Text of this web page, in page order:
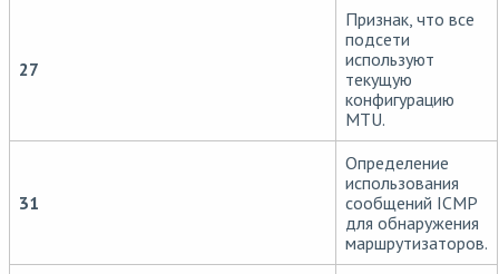
27
Признак, что все
подсети
используют
текущую
конфигурацию
MTU.
31
Определение
использования
сообщений ICMP
для обнаружения
маршрутизаторов.